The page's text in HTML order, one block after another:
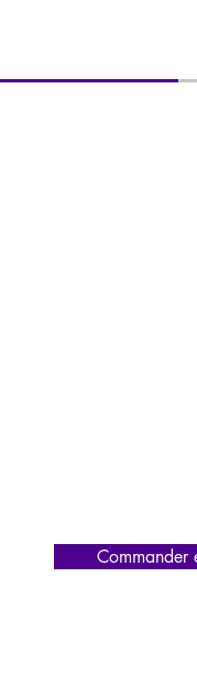
Commander